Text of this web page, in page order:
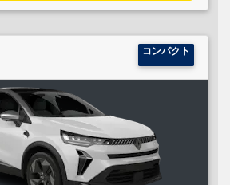
コンパクト